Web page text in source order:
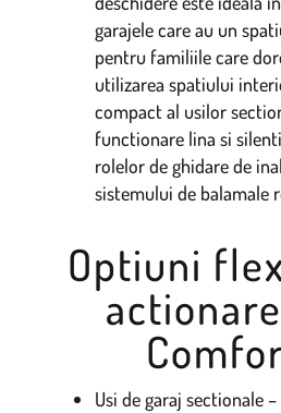
garajele care au un
pentru familiile care
utilizarea spatiului
compact al usilor
functionare lina si
rolelor de ghidare de
sistemului de balamale
Optiuni
Usi de garaj sectionale